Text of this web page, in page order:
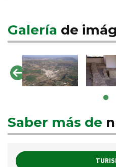
Galería de
Saber más de